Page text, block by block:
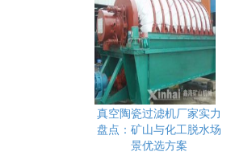
真空陶瓷过滤机厂家实力
盘点：矿山与化工脱水场
景优选方案